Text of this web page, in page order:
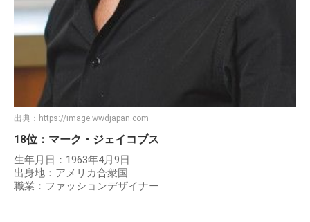
出典： https://image.wwdjapan.com
18位：マーク・ジェイコブス
生年月日：1963年4月9日
出身地：アメリカ合衆国
職業：ファッションデザイナー